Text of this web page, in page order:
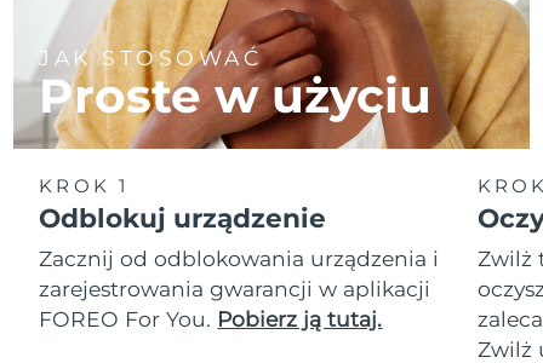
JAK STOSOWAĆ
Proste w użyciu
KROK 1
Odblokuj urządzenie
Zacznij od odblokowania urządzenia i
zarejestrowania gwarancji w aplikacji
FOREO For You. Pobierz ją tutaj.
Zwilż
Zwilż